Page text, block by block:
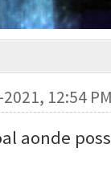
12:54
aonde